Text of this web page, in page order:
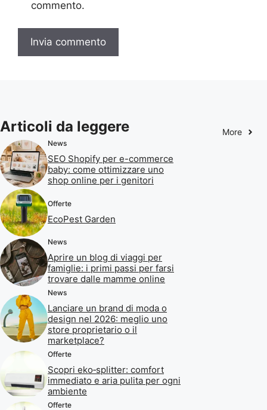
commento.
Articoli da leggere More
News
SEO Shopify per e-commerce
baby: come ottimizzare uno
shop online per i genitori
Offerte
EcoPest Garden
News
Aprire un blog di viaggi per
famiglie: i primi passi per farsi
trovare dalle mamme online
News
Lanciare un brand di moda o
design nel 2026: meglio uno
store proprietario o il
marketplace?
Offerte
Scopri eko‑splitter: comfort
immediato e aria pulita per ogni
ambiente
Offerte